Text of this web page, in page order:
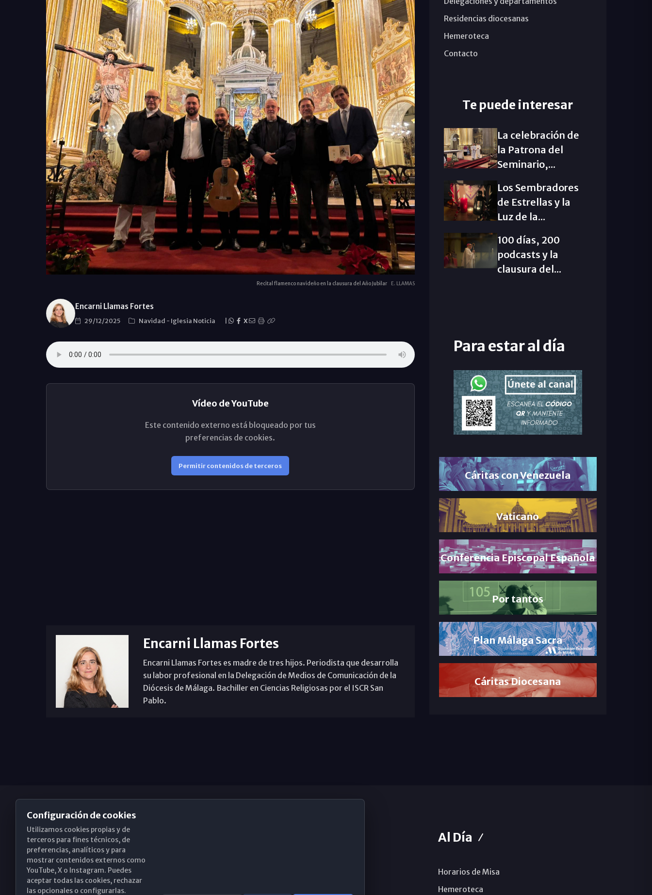
Recital flamenco navideño en la clausura del Año Jubilar E. LLAMAS
Encarni Llamas Fortes
29/12/2025 Navidad - Iglesia Noticia X
Vídeo de YouTube
Este contenido externo está bloqueado por tus
preferencias de cookies.
Permitir contenidos de terceros
Encarni Llamas Fortes
Encarni Llamas Fortes es madre de tres hijos. Periodista que desarrolla
su labor profesional en la Delegación de Medios de Comunicación de la
Diócesis de Málaga. Bachiller en Ciencias Religiosas por el ISCR San
Pablo.
Residencias diocesanas
Hemeroteca
Contacto
Te puede interesar
La celebración de
la Patrona del
Seminario,...
Los Sembradores
de Estrellas y la
Luz de la...
100 días, 200
podcasts y la
clausura del...
Para estar al día
Cáritas con Venezuela
Vaticano
Conferencia Episcopal Española
Por tantos
Plan Málaga Sacra
Cáritas Diocesana
Obispado de Málaga
Santa María, 18-20. 29015 Málaga
Al Día
Horarios de Misa
Hemeroteca
Configuración de cookies
Utilizamos cookies propias y de
terceros para fines técnicos, de
preferencias, analíticos y para
mostrar contenidos externos como
YouTube, X o Instagram. Puedes
aceptar todas las cookies, rechazar
las opcionales o configurarlas.